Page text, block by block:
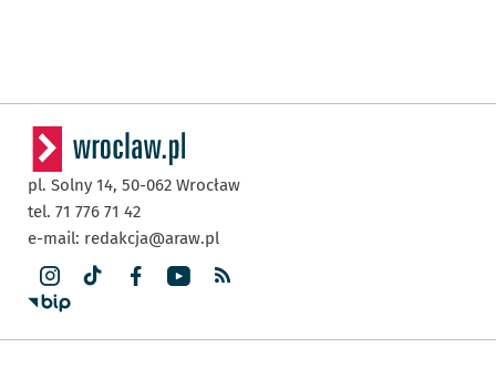
pl. Solny 14, 50-062 Wrocław
tel. 71 776 71 42
e-mail: redakcja@araw.pl